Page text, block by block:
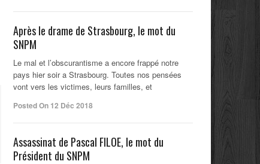
Après le drame de Strasbourg, le mot du
SNPM
Le mal et l’obscurantisme a encore frappé notre
pays hier soir a Strasbourg. Toutes nos pensées
vont vers les victimes, leurs familles, et
Posted On 12 Déc 2018
Assassinat de Pascal FILOE, le mot du
Président du SNPM